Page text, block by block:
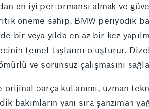
en iyi performansı almak ve
öneme sahip. BMW periyodik
bir veya yılda en az bir kez
temel taşlarını oluşturur.
ve sorunsuz çalışmasını
orijinal parça kullanımı, uzman
bakımların yanı sıra